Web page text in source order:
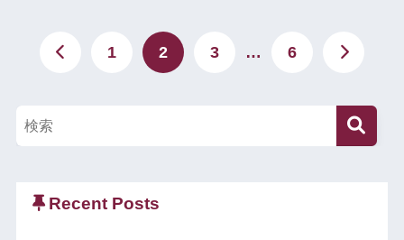
1 2 3 … 6
Recent Posts